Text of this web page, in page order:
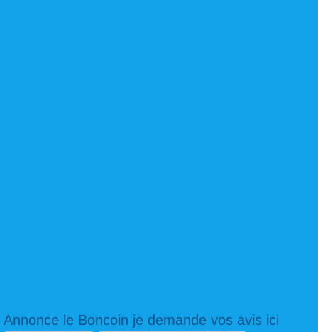
Annonce le Boncoin je demande vos avis ici